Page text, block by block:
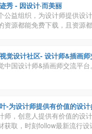
秀 - 因设计·而美丽
公益组织，为设计师提供设
资源都能免费下载，且资源
觉设计社区- 设计师&插画师
中国设计师&插画师交流平台。
-为设计师提供有价值的设计
师，创意人提供有价值的设
获取，时刻follow最新流行设